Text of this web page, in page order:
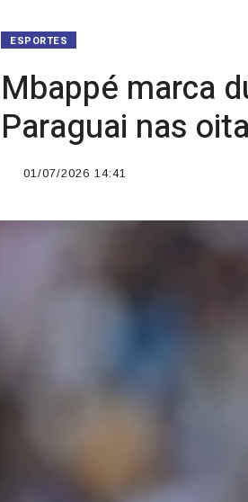
ESPORTES
Mbappé marca
Paraguai nas
01/07/2026 14:41